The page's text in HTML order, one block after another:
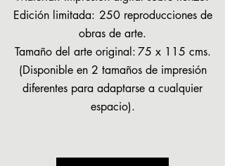
Edición limitada: 250 reproducciones de
obras de arte.
Tamaño del arte original:75 x 115 cms.
(Disponible en 2 tamaños de impresión
diferentes para adaptarse a cualquier
espacio).